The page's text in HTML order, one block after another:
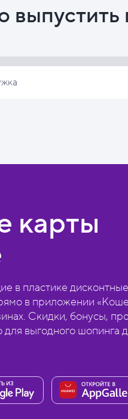
карты
в пластике
в приложении
Скидки, бонусы,
выгодного шопинга